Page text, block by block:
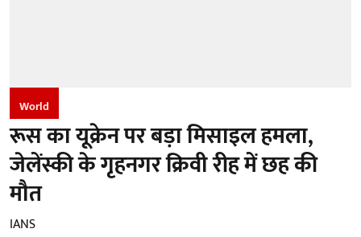
World
रूस का यूक्रेन पर बड़ा मिसाइल हमला,
जेलेंस्की के गृहनगर क्रिवी रीह में छह की
मौत
IANS